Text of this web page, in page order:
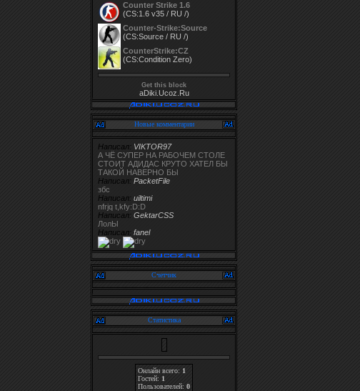
Counter Strike 1.6
(CS:1.6 v35 / RU /)
Counter-Strike:Source
(CS:Source / RU /)
CounterStrike:CZ
(CS:Condition Zero)
Get this block
aDiki.Ucoz.Ru
Новые комментарии
Написал: VIKTOR97
А ЧЁ СУПЕР НА РАБОЧЕМ СТОЛЕ
СТОИТ АДИДАС КРУТО ХАТЕЛ БЫ
ТАКОЙ НАВЕРНО БЫ
Написал: PacketFile
збс
Написал: uiltimi
nfrjq t,kfy:D:D
Написал: GektarCSS
ЛолЫ
Написал: fanel
Счетчик
Статистика
Онлайн всего: 1
Гостей: 1
Пользователей: 0